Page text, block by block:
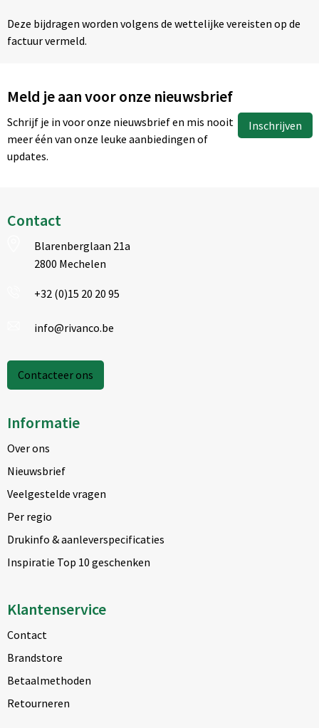
Deze bijdragen worden volgens de wettelijke vereisten op de
factuur vermeld.
Meld je aan voor onze nieuwsbrief
Schrijf je in voor onze nieuwsbrief en mis nooit
meer één van onze leuke aanbiedingen of
updates.
Inschrijven
Contact
Blarenberglaan 21a
2800 Mechelen
+32 (0)15 20 20 95
info@rivanco.be
Contacteer ons
Informatie
Over ons
Nieuwsbrief
Veelgestelde vragen
Per regio
Drukinfo & aanleverspecificaties
Inspiratie Top 10 geschenken
Klantenservice
Contact
Brandstore
Betaalmethoden
Retourneren